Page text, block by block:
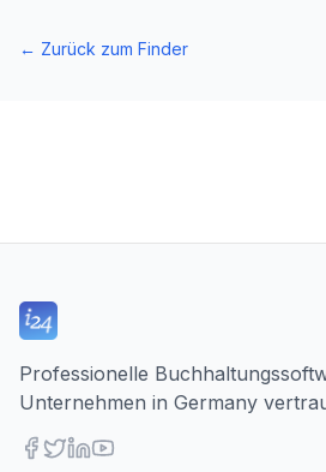
← Zurück zum Finder
Professionelle
Unternehmen in Germany